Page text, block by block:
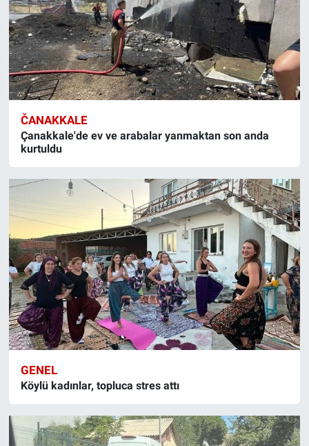
ČANAKKALE
Çanakkale'de ev ve arabalar yanmaktan son anda
kurtuldu
GENEL
Köylü kadınlar, topluca stres attı